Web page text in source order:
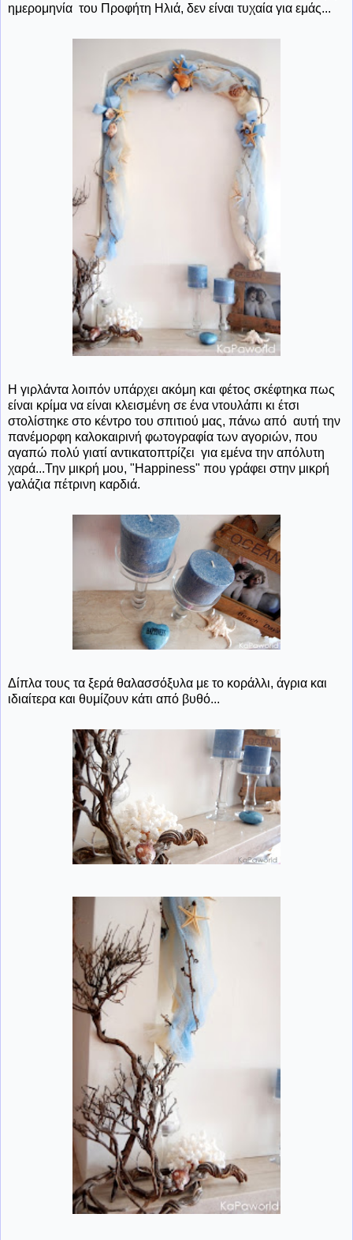
ημερομηνία του Προφήτη Ηλιά, δεν είναι τυχαία για εμάς...
Η γιρλάντα λοιπόν υπάρχει ακόμη και φέτος σκέφτηκα πως
είναι κρίμα να είναι κλεισμένη σε ένα ντουλάπι κι έτσι
στολίστηκε στο κέντρο του σπιτιού μας, πάνω από αυτή την
πανέμορφη καλοκαιρινή φωτογραφία των αγοριών, που
αγαπώ πολύ γιατί αντικατοπτρίζει για εμένα την απόλυτη
χαρά...Την μικρή μου, "Happiness" που γράφει στην μικρή
γαλάζια πέτρινη καρδιά.
Δίπλα τους τα ξερά θαλασσόξυλα με το κοράλλι, άγρια και
ιδιαίτερα και θυμίζουν κάτι από βυθό...